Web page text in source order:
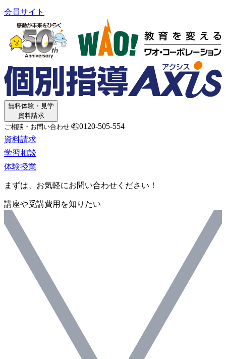
会員サイト
無料体験・見学
資料請求
ご相談・お問い合わせ
0120-505-554
資料請求
学習相談
体験授業
まずは、お気軽にお問い合わせください！
講座や受講費用を知りたい